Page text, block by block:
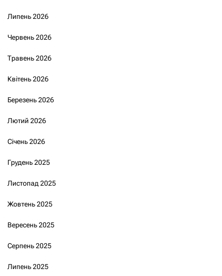
Липень 2026
Червень 2026
Травень 2026
Квітень 2026
Березень 2026
Лютий 2026
Січень 2026
Грудень 2025
Листопад 2025
Жовтень 2025
Вересень 2025
Серпень 2025
Липень 2025